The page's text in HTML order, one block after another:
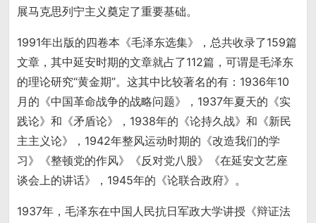
展马克思列宁主义奠定了重要基础。
1991年出版的四卷本《毛泽东选集》，总共收录了159篇
文章，其中延安时期的文章就占了112篇，可谓是毛泽东
的理论研究“黄金期”。这其中比较著名的有：1936年10
月的《中国革命战争的战略问题》，1937年夏天的《实
践论》和《矛盾论》，1938年的《论持久战》和《新民
主主义论》，1942年整风运动时期的《改造我们的学
习》《整顿党的作风》《反对党八股》《在延安文艺座
谈会上的讲话》，1945年的《论联合政府》。
1937年，毛泽东在中国人民抗日军政大学讲授《辩证法